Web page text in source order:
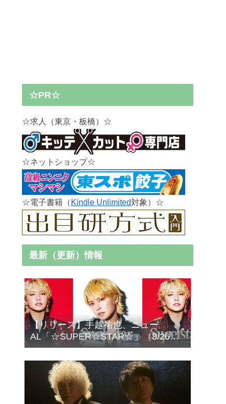
☆PR☆
☆求人（東京・板橋）☆
☆ネットショップ☆
☆電子書籍（Kindle Unlimited対象）☆
最新（更新）情報
【リリース】手越祐也、ニュー
AL「☆SUPER☆STAR☆」（8/26発
売）より「AME-KAZE」＆「エデ
ン」2曲先行サプライズ配信！